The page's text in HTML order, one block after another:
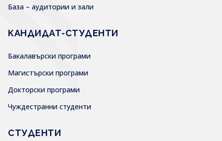
База – аудитории и зали
КАНДИДАТ-СТУДЕНТИ
Бакалавърски програми
Магистърски програми
Докторски програми
Чуждестранни студенти
СТУДЕНТИ